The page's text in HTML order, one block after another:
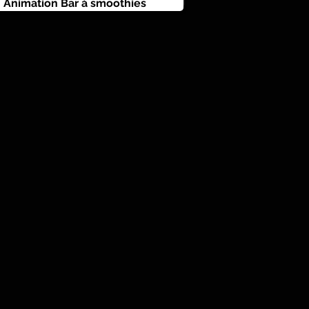
Animation Bar à smoothies